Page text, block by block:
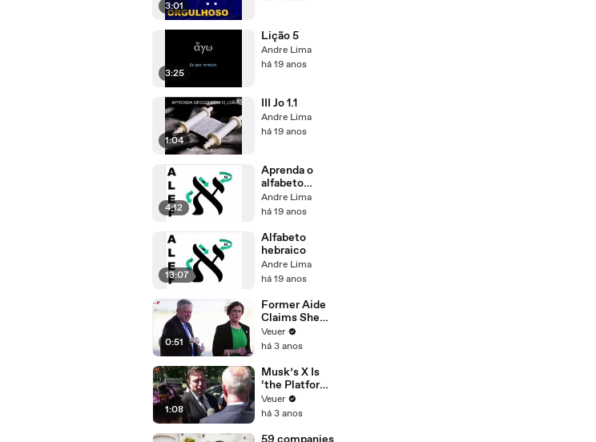
3:01
3:25
Lição 5
Andre Lima
há 19 anos
1:04
III Jo 1.1
Andre Lima
há 19 anos
4:12
Aprenda o
alfabeto
hebraico
Andre Lima
há 19 anos
13:07
Alfabeto
hebraico
Andre Lima
há 19 anos
0:51
Former Aide
Claims She
Was Asked to
Make a ‘Hit
Trump
Veuer
há 3 anos
1:08
Musk’s X Is
‘the Platform
With the
Largest Ratio
Misinformatio
Veuer
há 3 anos